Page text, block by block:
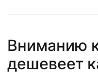
Вниманию
дешевеет